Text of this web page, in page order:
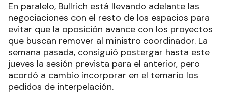
En paralelo, Bullrich está llevando adelante las
negociaciones con el resto de los espacios para
evitar que la oposición avance con los proyectos
que buscan remover al ministro coordinador. La
semana pasada, consiguió postergar hasta este
jueves la sesión prevista para el anterior, pero
acordó a cambio incorporar en el temario los
pedidos de interpelación.